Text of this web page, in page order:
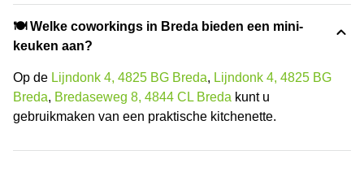
🍽️ Welke coworkings in Breda bieden een mini-
keuken aan?
Op de Lijndonk 4, 4825 BG Breda, Lijndonk 4, 4825 BG
Breda, Bredaseweg 8, 4844 CL Breda kunt u
gebruikmaken van een praktische kitchenette.